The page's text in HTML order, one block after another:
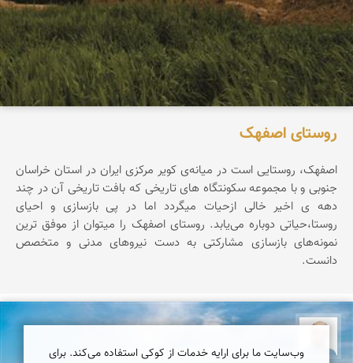
روستای اصفهک
اصفهک، روستایی است در میانه‌ی کویر مرکزی ایران در استان خراسان
جنوبی و با مجموعه سکونتگاه های تاریخی که بافت تاریخی آن در چند
دهه ی اخیر خالی ازحیات میگردد اما در پی بازسازی و احیای
روستا،حیاتی دوباره می‌یابد. روستای اصفهک را میتوان از موفق ‌ترین
نمونه‌های بازسازی مشارکتی به دست نیروهای مدنی و متخصص
دانست.
وب‌سایت ما برای ارایه خدمات از کوکی استفاده می‌کند. برای